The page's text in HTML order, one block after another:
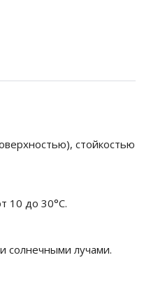
стойкостью
10 до 30°C.
солнечными лучами.